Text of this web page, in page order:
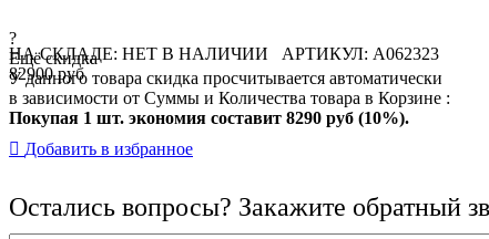
НА СКЛАДЕ: НЕТ В НАЛИЧИИ АРТИКУЛ: A062323
82900 руб
?
Ещё скидка
У данного товара скидка просчитывается автоматически
в зависимости от Суммы и Количества товара в Корзине :
Покупая 1 шт. экономия составит 8290 руб (10%).
Добавить в избранное
Остались вопросы? Закажите обратный